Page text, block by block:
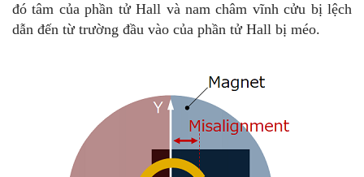
đó tâm của phần tử Hall và nam châm vĩnh cửu bị lệch
dẫn đến từ trường đầu vào của phần tử Hall bị méo.